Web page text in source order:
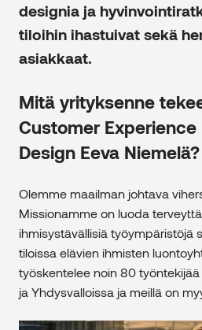
designia ja
tiloihin ihastuivat sekä
asiakkaat.
Mitä yrityksenne
Customer
Design Eeva Niemelä?
Olemme maailman johtava
Missionamme on luoda
ihmisystävällisiä työympäristöjä
tiloissa elävien ihmisten
työskentelee noin 80
ja Yhdysvalloissa ja meillä on